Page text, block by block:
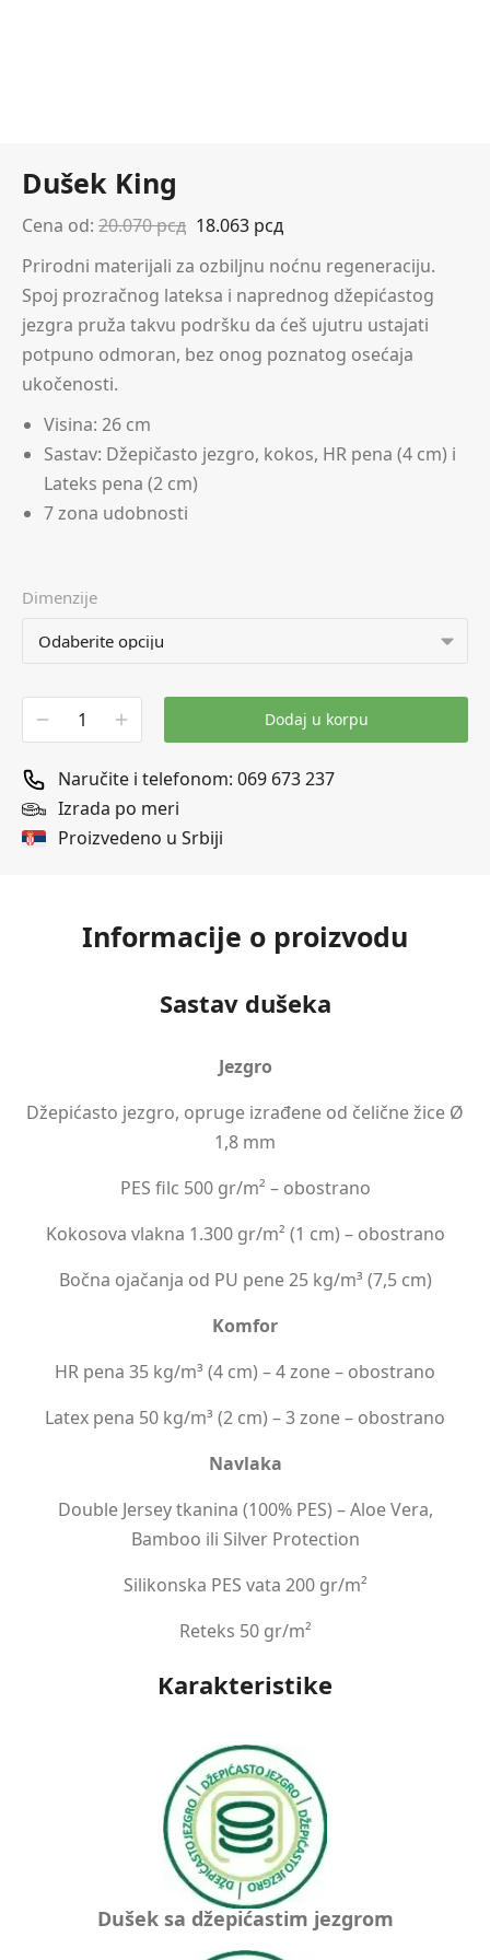
Dušek King
Cena od: 20.070рсд 18.063 рсд
Prirodni materijali za ozbiljnu noćnu regeneraciju.
Spoj prozračnog lateksa i naprednog džepićastog
jezgra pruža takvu podršku da ćeš ujutru ustajati
potpuno odmoran, bez onog poznatog osećaja
ukočenosti.
Visina: 26 cm
Sastav: Džepičasto jezgro, kokos, HR pena (4 cm) i
Lateks pena (2 cm)
7 zona udobnosti
Dimenzije
Dodaj u korpu
Naručite i telefonom: 069 673 237
Izrada po meri
Proizvedeno u Srbiji
Informacije o proizvodu
Sastav dušeka
Jezgro
Džepićasto jezgro, opruge izrađene od čelične žice Ø
1,8 mm
PES filc 500 gr/m² – obostrano
Kokosova vlakna 1.300 gr/m² (1 cm) – obostrano
Bočna ojačanja od PU pene 25 kg/m³ (7,5 cm)
Komfor
HR pena 35 kg/m³ (4 cm) – 4 zone – obostrano
Latex pena 50 kg/m³ (2 cm) – 3 zone – obostrano
Navlaka
Double Jersey tkanina (100% PES) – Aloe Vera,
Bamboo ili Silver Protection
Silikonska PES vata 200 gr/m²
Reteks 50 gr/m²
Karakteristike
Dušek sa džepićastim jezgrom